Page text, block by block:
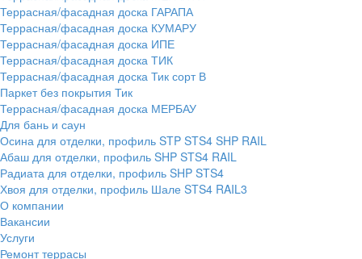
Террасная/фасадная доска ГАРАПА
Террасная/фасадная доска КУМАРУ
Террасная/фасадная доска ИПЕ
Террасная/фасадная доска ТИК
Террасная/фасадная доска Тик сорт В
Паркет без покрытия Тик
Террасная/фасадная доска МЕРБАУ
Для бань и саун
Осина для отделки, профиль STP STS4 SHP RAIL
Абаш для отделки, профиль SHP STS4 RAIL
Радиата для отделки, профиль SHP STS4
Хвоя для отделки, профиль Шале STS4 RAIL3
О компании
Вакансии
Услуги
Ремонт террасы